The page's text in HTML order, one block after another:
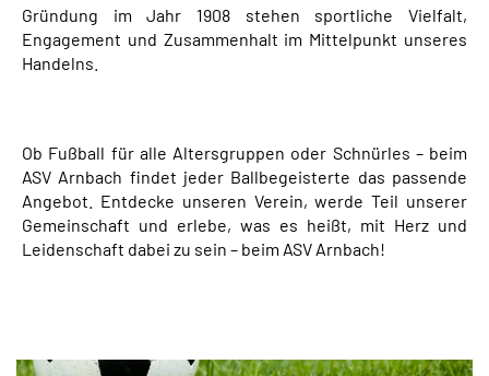
Gründung im Jahr 1908 stehen sportliche Vielfalt,
Engagement und Zusammenhalt im Mittelpunkt unseres
Handelns.
Ob Fußball für alle Altersgruppen oder Schnürles – beim
ASV Arnbach findet jeder Ballbegeisterte das passende
Angebot. Entdecke unseren Verein, werde Teil unserer
Gemeinschaft und erlebe, was es heißt, mit Herz und
Leidenschaft dabei zu sein – beim ASV Arnbach!